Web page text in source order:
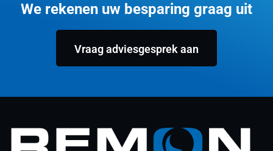
We rekenen uw besparing graag uit
Vraag adviesgesprek aan